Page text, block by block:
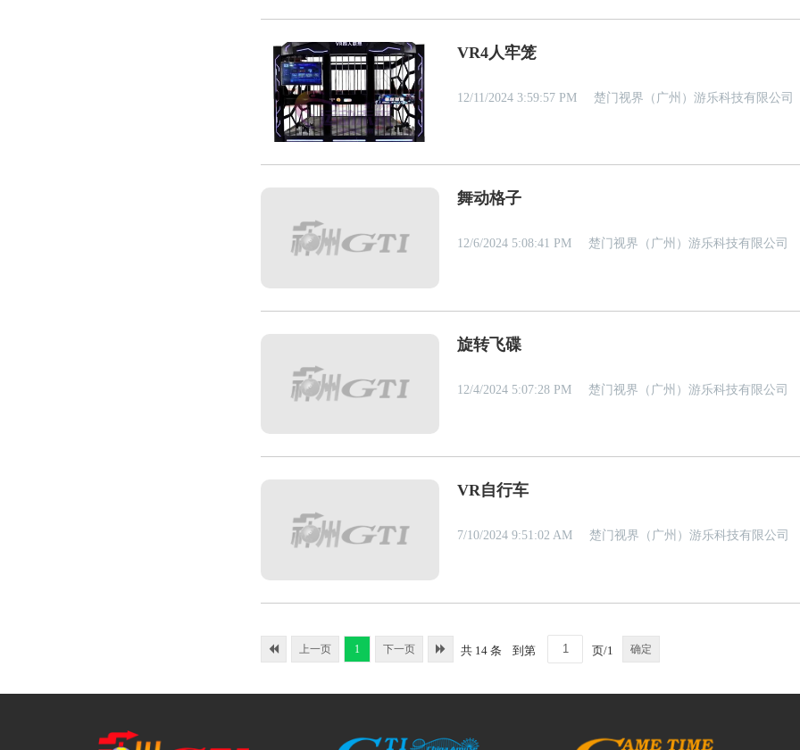
VR4人牢笼
12/11/2024 3:59:57 PM 楚门视界（广州）游乐科技有限公司
舞动格子
12/6/2024 5:08:41 PM 楚门视界（广州）游乐科技有限公司
旋转飞碟
12/4/2024 5:07:28 PM 楚门视界（广州）游乐科技有限公司
VR自行车
7/10/2024 9:51:02 AM 楚门视界（广州）游乐科技有限公司
上一页 1 下一页 共 14 条 到第 页/1 确定